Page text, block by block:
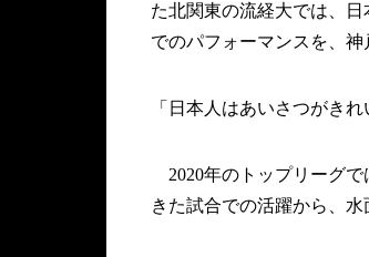
た北関東の流経大では、
でのパフォーマンスを、神
「日本人はあいさつがき
2020年のトップリーグで
きた試合での活躍から、